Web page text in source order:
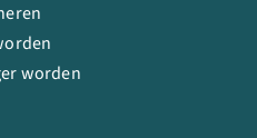
worden